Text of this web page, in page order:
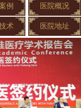
例 医院概况
术 医院地址